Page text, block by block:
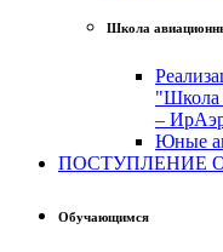
Школа
"Школа
–
Юные
ПОСТУПЛЕНИЕ
Обучающимся